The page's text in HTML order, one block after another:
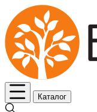
Каталог